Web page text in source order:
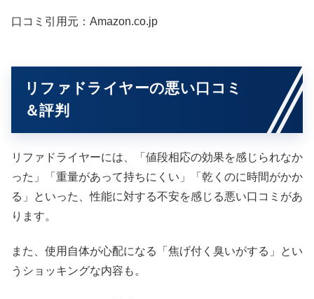
口コミ引用元：Amazon.co.jp
リファドライヤーの悪い口コミ
＆評判
リファドライヤーには、「値段相応の効果を感じられなか
った」「重量があって持ちにくい」「乾くのに時間がかか
る」といった、性能に対する不安を感じる悪い口コミがあ
ります。
また、使用自体が心配になる「焦げ付く臭いがする」とい
うショッキングな内容も。